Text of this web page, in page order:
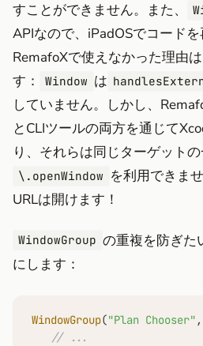
すことができません。また、
APIなので、iPadOSでコードを
RemafoXで使えなかった理由
す：
Window は
していません。しかし、
とCLIツールの両方を通じて
り、それらは同じターゲット
\.openWindow を利用できま
URLは開けます！
WindowGroup の重複を防ぎた
にします：
WindowGroup("Plan Chooser"
// ...